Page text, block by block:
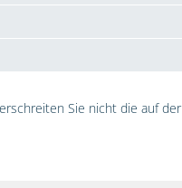
Sie nicht die auf der